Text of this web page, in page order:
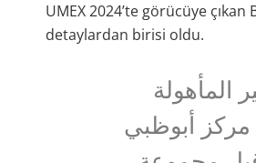
UMEX 2024’te görücüye
detaylardan birisi oldu.
المأهولة
والتدريب “سيمتكس” 2024 في مركز أبوظبي